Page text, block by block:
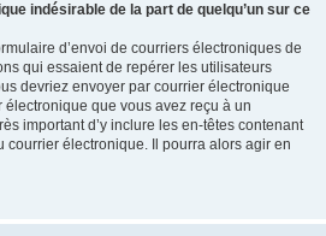
indésirable de la part de quelqu’un sur ce
d’envoi de courriers électroniques de
qui essaient de repérer les utilisateurs
devriez envoyer par courrier électronique
que vous avez reçu à un
important d’y inclure les en-têtes contenant
courrier électronique. Il pourra alors agir en